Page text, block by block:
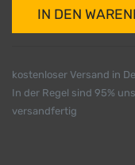
IN DEN
kostenloser Versand in
In der Regel sind 95%
versandfertig